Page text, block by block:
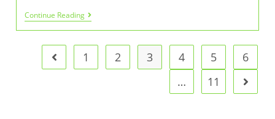
Continue ReadingКітап
–
Руханият
Шамшырағы
Go to the previous page
1 2 3 4 5
6
…
11 Go to